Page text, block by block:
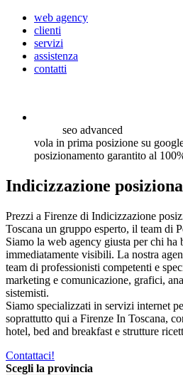
web agency
clienti
servizi
assistenza
contatti
seo advanced
vola in prima posizione su
posizionamento garantito al
Indicizzazione
Prezzi a Firenze di Indicizzazione
Toscana un gruppo esperto, il team di
Siamo la web agency giusta per chi
immediatamente visibili. La nostra
team di professionisti competenti e
marketing e comunicazione, grafici,
sistemisti.
Siamo specializzati in servizi internet
soprattutto qui a Firenze In Toscana,
hotel, bed and breakfast e strutture
Contattaci!
Scegli la provincia